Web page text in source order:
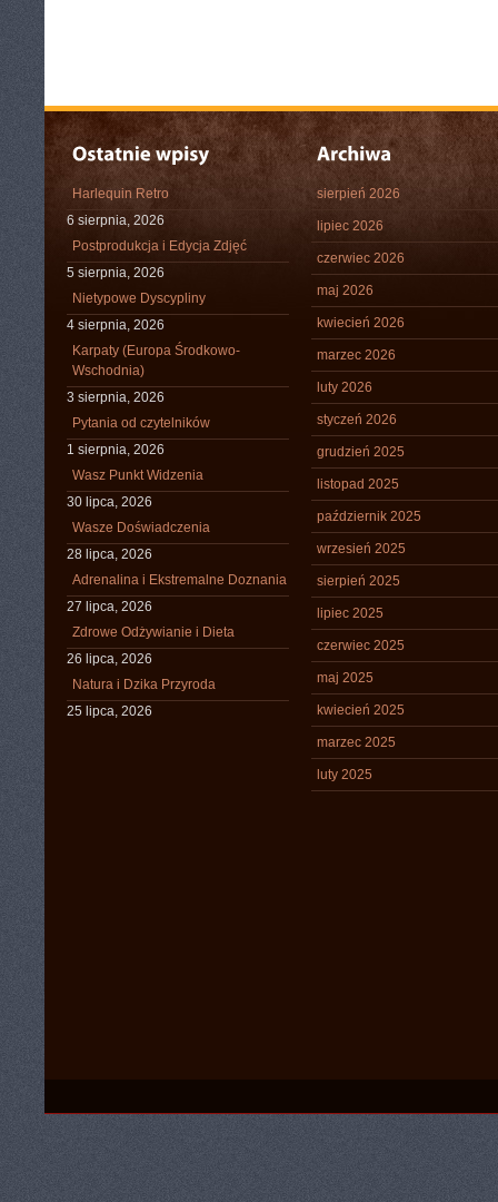
Harlequin Retro
6 sierpnia, 2026
Postprodukcja i Edycja Zdjęć
5 sierpnia, 2026
Nietypowe Dyscypliny
4 sierpnia, 2026
Karpaty (Europa Środkowo-
Wschodnia)
3 sierpnia, 2026
Pytania od czytelników
1 sierpnia, 2026
Wasz Punkt Widzenia
30 lipca, 2026
Wasze Doświadczenia
28 lipca, 2026
Adrenalina i Ekstremalne Doznania
27 lipca, 2026
Zdrowe Odżywianie i Dieta
26 lipca, 2026
Natura i Dzika Przyroda
25 lipca, 2026
sierpień 2026
lipiec 2026
czerwiec 2026
maj 2026
kwiecień 2026
marzec 2026
luty 2026
styczeń 2026
grudzień 2025
listopad 2025
październik 2025
wrzesień 2025
sierpień 2025
lipiec 2025
czerwiec 2025
maj 2025
kwiecień 2025
marzec 2025
luty 2025